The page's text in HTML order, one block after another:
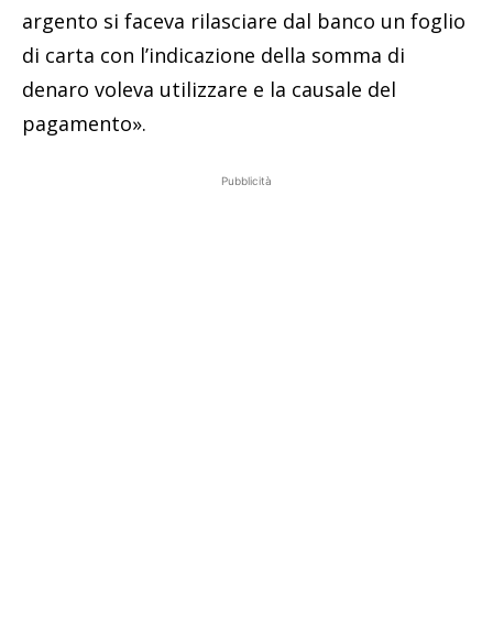
argento si faceva rilasciare dal banco un foglio
di carta con l’indicazione della somma di
denaro voleva utilizzare e la causale del
pagamento».
Pubblicità